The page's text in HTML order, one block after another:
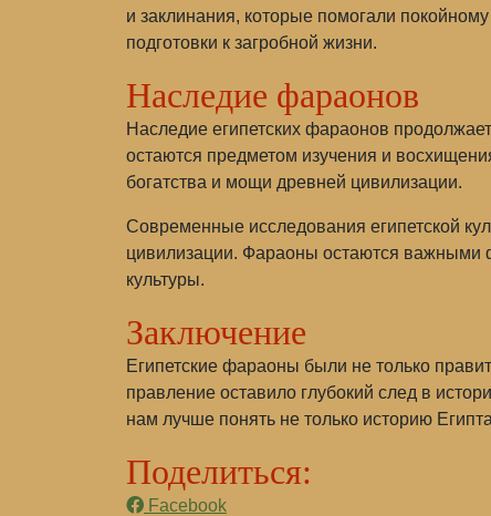
и заклинания, которые помогали
подготовки к загробной жизни.
Наследие фараонов
Наследие египетских фараонов
остаются предметом изучения и
богатства и мощи древней цивилизации.
Современные исследования египетской
цивилизации. Фараоны остаются важными
культуры.
Заключение
Египетские фараоны были не только
правление оставило глубокий след в
нам лучше понять не только историю
Поделиться:
Facebook